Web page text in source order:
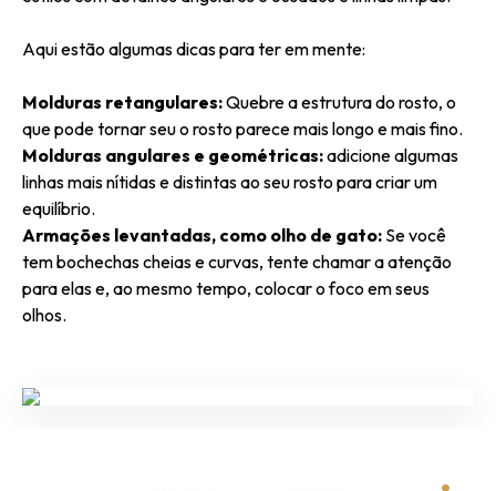
Aqui estão algumas dicas para ter em mente:
Molduras retangulares:Quebre a estrutura do rosto, o
que pode tornar seu o rosto parece mais longo e mais fino.
Molduras angulares e geométricas:adicione algumas
linhas mais nítidas e distintas ao seu rosto para criar um
equilíbrio.
Armações levantadas, como olho de gato: Se você
tem bochechas cheias e curvas, tente chamar a atenção
para elas e, ao mesmo tempo, colocar o foco em seus
olhos.